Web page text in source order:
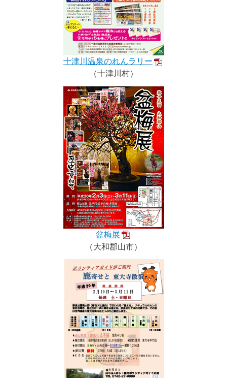
十津川温泉のれんラリー
（十津川村）
盆梅展
（大和郡山市）